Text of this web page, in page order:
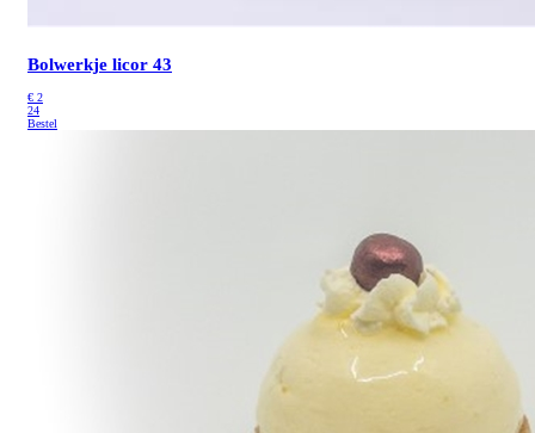
Bolwerkje licor 43
€ 2
24
Bestel